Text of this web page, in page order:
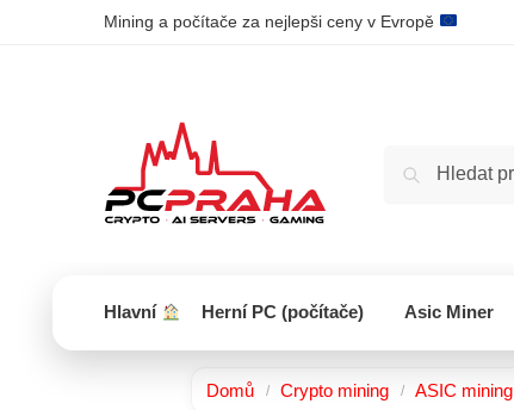
Mining a počítače za nejlepši ceny v Evropě
Hlavní Herní PC (počítače) Asic Miner
Domů / Crypto mining / ASIC mining